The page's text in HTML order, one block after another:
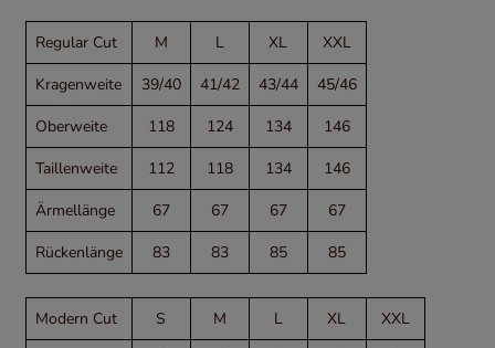
Regular Cut M L XL
XXL
Kragenweite
39/40 41/42 43/44
45/46
Oberweite
118 124 134
146
Taillenweite
112 118 134
146
Ärmellänge
67 67 67
67
Rückenlänge
83 83 85 85
Modern Cut S M L XL
XXL